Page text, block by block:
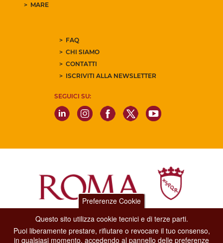
MARE
FAQ
CHI SIAMO
CONTATTI
ISCRIVITI ALLA NEWSLETTER
SEGUICI SU:
Dipartimento Grandi Eventi, Sport, Turismo e Moda.
Via di San Basilio, 51
Preferenze Cookie
Questo sito utilizza cookie tecnici e di terze parti.
Puoi liberamente prestare, rifiutare o revocare il tuo consenso,
in qualsiasi momento, accedendo al pannello delle preferenze